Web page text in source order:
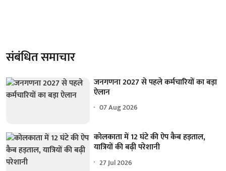
संबंधित समाचार
जनगणना 2027 से पहले कर्मचारियों का बड़ा
ऐलान
07 Aug 2026
कोलकाता में 12 घंटे की ऐप कैब हड़ताल,
यात्रियों की बढ़ी परेशानी
27 Jul 2026